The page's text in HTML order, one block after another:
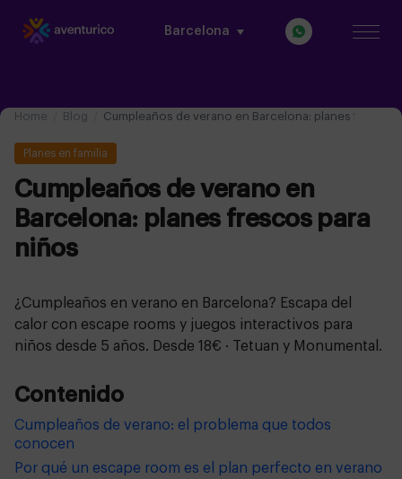
Barcelona
Home Blog Cumpleaños de verano en Barcelona: planes frescos
Planes en familia
Cumpleaños de verano en
Barcelona: planes frescos para
niños
¿Cumpleaños en verano en Barcelona? Escapa del
calor con escape rooms y juegos interactivos para
niños desde 5 años. Desde 18€ · Tetuan y Monumental.
Contenido
Cumpleaños de verano: el problema que todos
conocen
Por qué un escape room es el plan perfecto en verano